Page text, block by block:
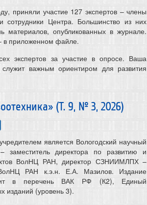
приняли участие 127 экспертов – члены
сотрудники Центра. Большинство из них
материалов, опубликованных в журнале.
в приложенном файле.
экспертов за участие в опросе. Ваша
важным ориентиром для развития
(Т. 9, № 3, 2026)
является Вологодский научный
заместитель директора по развитию и
ВолНЦ РАН, директор СЗНИИМЛПХ –
ВолНЦ РАН к.э.н. Е.А. Мазилов. Издание
в перечень ВАК РФ (К2), Единый
изданий (уровень 3).